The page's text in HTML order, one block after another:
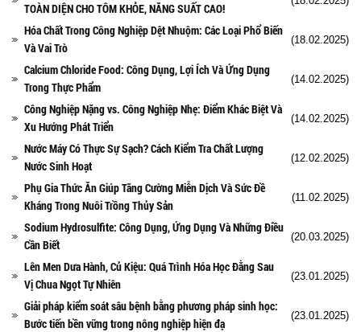
TOÀN DIỆN CHO TÔM KHỎE, NĂNG SUẤT CAO!
Hóa Chất Trong Công Nghiệp Dệt Nhuộm: Các Loại Phổ Biến
Và Vai Trò
(18.02.2025)
Calcium Chloride Food: Công Dụng, Lợi Ích Và Ứng Dụng
Trong Thực Phẩm
(14.02.2025)
Công Nghiệp Nặng vs. Công Nghiệp Nhẹ: Điểm Khác Biệt Và
Xu Hướng Phát Triển
(14.02.2025)
Nước Máy Có Thực Sự Sạch? Cách Kiểm Tra Chất Lượng
Nước Sinh Hoạt
(12.02.2025)
Phụ Gia Thức Ăn Giúp Tăng Cường Miễn Dịch Và Sức Đề
Kháng Trong Nuôi Trồng Thủy Sản
(11.02.2025)
Sodium Hydrosulfite: Công Dụng, Ứng Dụng Và Những Điều
Cần Biết
(20.03.2025)
Lên Men Dưa Hành, Củ Kiệu: Quá Trình Hóa Học Đằng Sau
Vị Chua Ngọt Tự Nhiên
(23.01.2025)
Giải pháp kiểm soát sâu bệnh bằng phương pháp sinh học:
Bước tiến bền vững trong nông nghiệp hiện đạ
(23.01.2025)